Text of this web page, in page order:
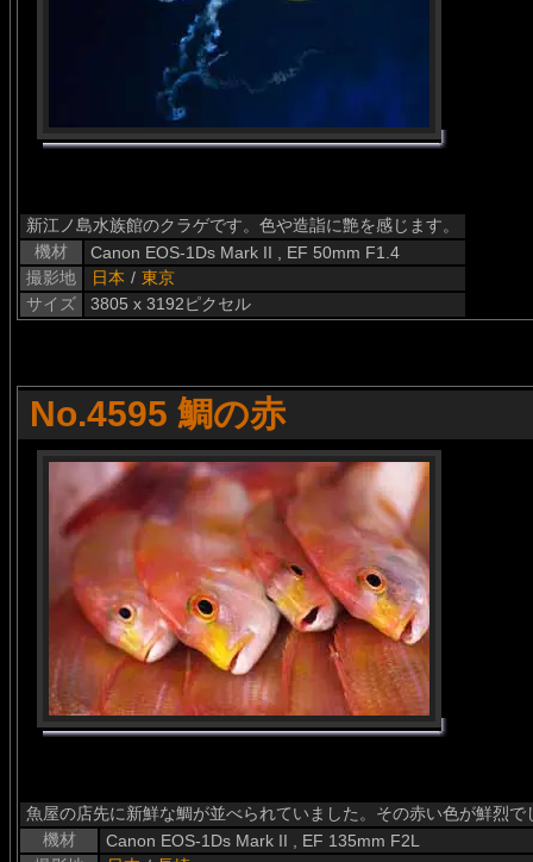
新江ノ島水族館のクラゲです。色や造詣に艶を感じます。
機材
Canon EOS-1Ds Mark II , EF 50mm F1.4
撮影地
日本 / 東京
サイズ
3805 x 3192ピクセル
No.4595 鯛の赤
魚屋の店先に新鮮な鯛が並べられていました。その赤い色が鮮烈で
機材
Canon EOS-1Ds Mark II , EF 135mm F2L